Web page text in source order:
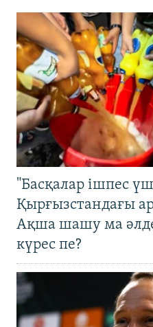
"Басқалар ішпес
Қырғызстандағы
Ақша шашу ма
күрес пе?